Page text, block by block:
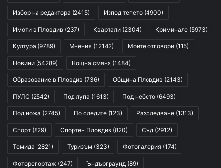
Избор на редактора (2415) Изпод тепето (4900)
Имоти в Пловдив (237) Квартали (2304) Криминале (5973)
Култура (9789) Мнения (12142) Моите отговори (115)
Новини (54289) Нощна смяна (1484)
Образование в Пловдив (736) Община Пловдив (2143)
ПУЛС (2542) Под лупа (1613) Под небето (6493)
Под ножа (2745) По следите (123) Разследване (1313)
Спорт (829) Спортен Пловдив (820) Съд (2912)
Темида (2821) Туризъм (323) Фотогалерия (174)
Фоторепортаж (247) Ъндърграунд (89)